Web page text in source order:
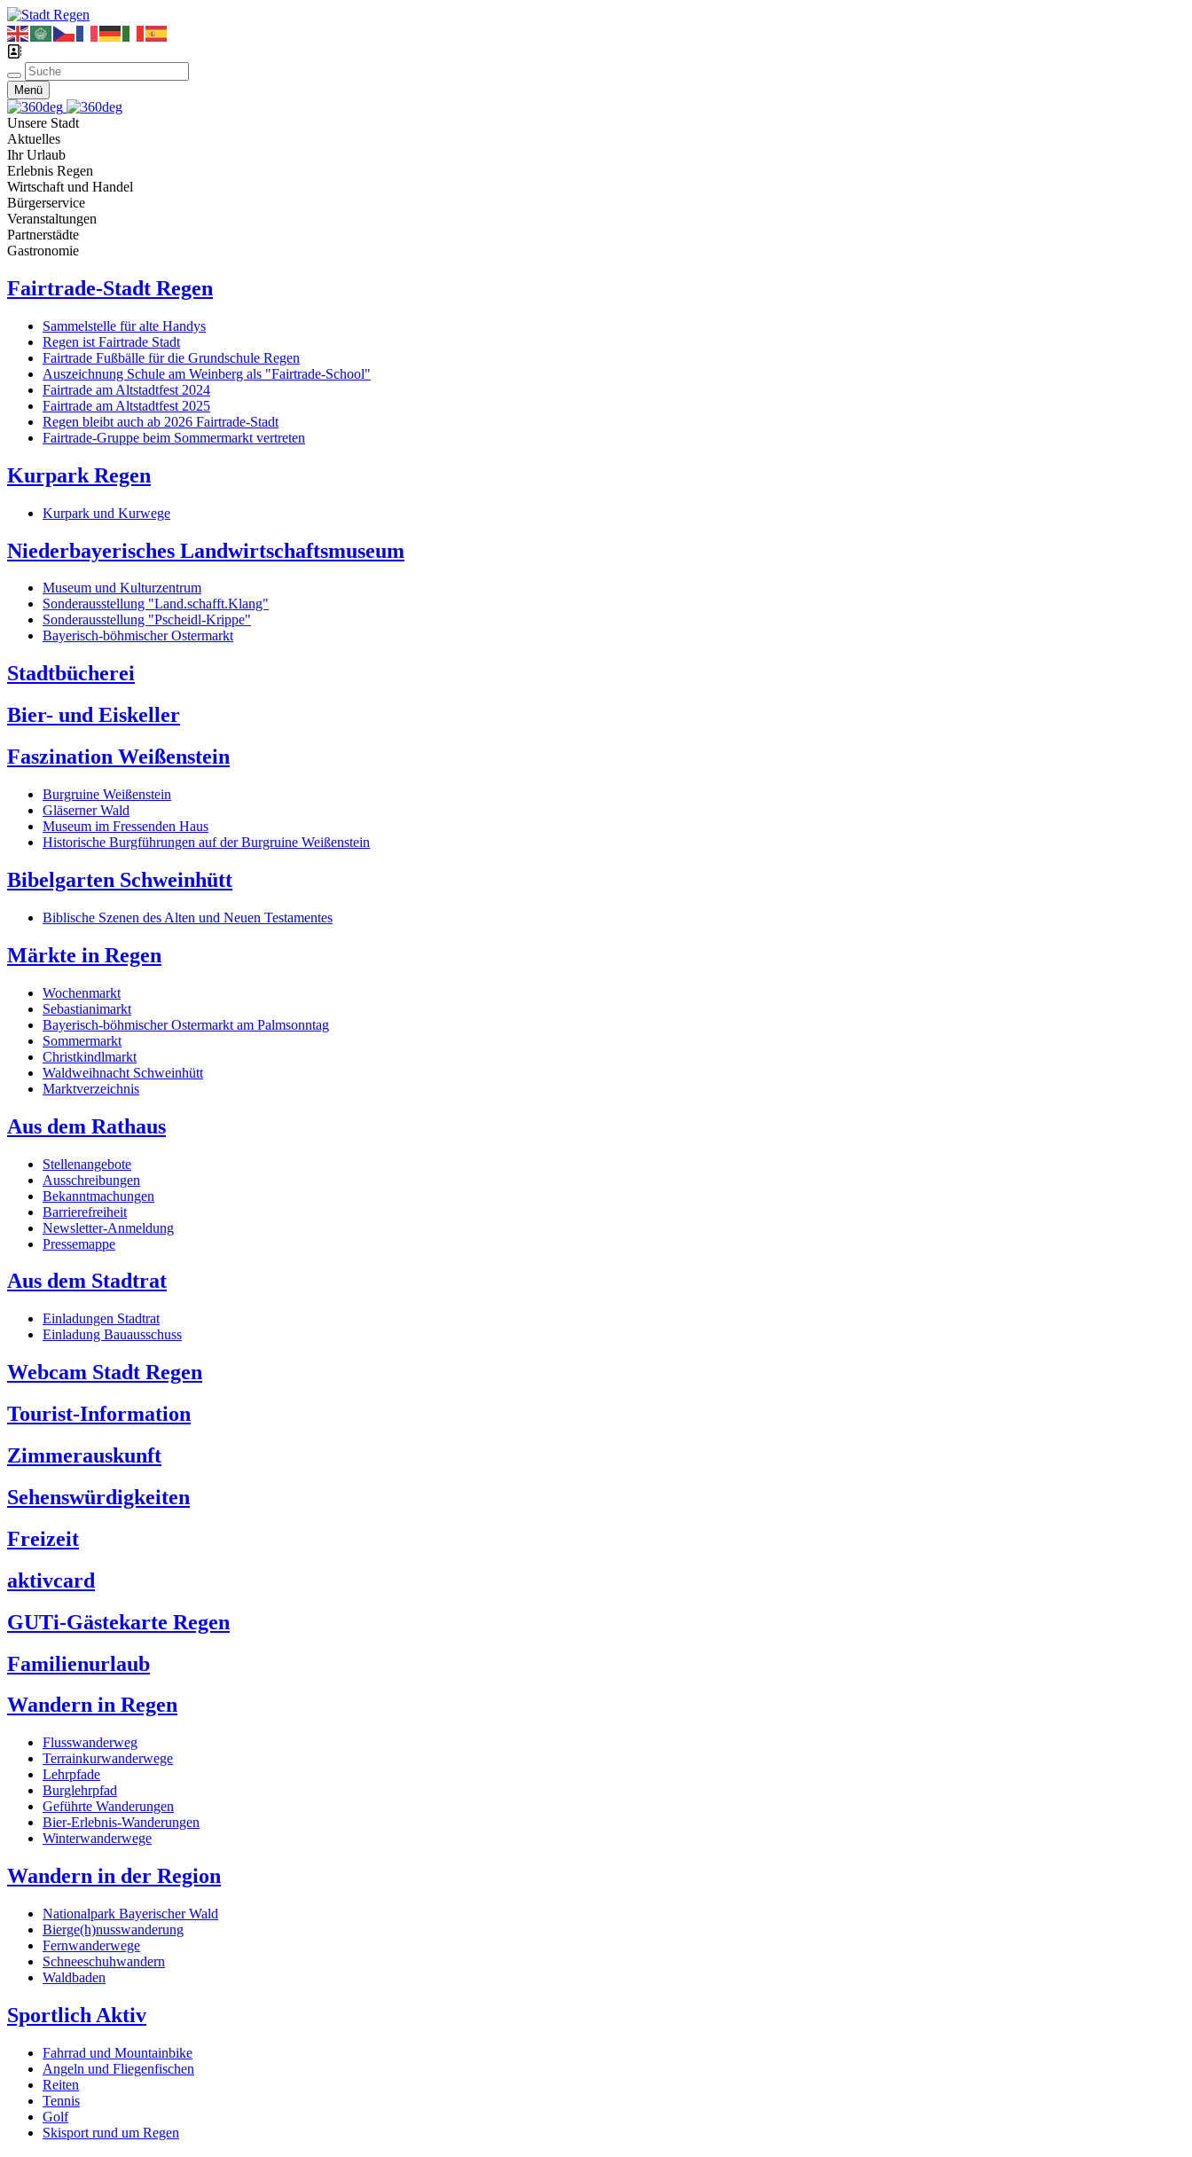
Menü
Unsere Stadt
Aktuelles
Ihr Urlaub
Erlebnis Regen
Wirtschaft und Handel
Bürgerservice
Veranstaltungen
Partnerstädte
Gastronomie
Fairtrade-Stadt Regen
Sammelstelle für alte Handys
Regen ist Fairtrade Stadt
Fairtrade Fußbälle für die Grundschule Regen
Auszeichnung Schule am Weinberg als "Fairtrade-School"
Fairtrade am Altstadtfest 2024
Fairtrade am Altstadtfest 2025
Regen bleibt auch ab 2026 Fairtrade-Stadt
Fairtrade-Gruppe beim Sommermarkt vertreten
Kurpark Regen
Kurpark und Kurwege
Niederbayerisches Landwirtschaftsmuseum
Museum und Kulturzentrum
Sonderausstellung "Land.schafft.Klang"
Sonderausstellung "Pscheidl-Krippe"
Bayerisch-böhmischer Ostermarkt
Stadtbücherei
Bier- und Eiskeller
Faszination Weißenstein
Burgruine Weißenstein
Gläserner Wald
Museum im Fressenden Haus
Historische Burgführungen auf der Burgruine Weißenstein
Bibelgarten Schweinhütt
Biblische Szenen des Alten und Neuen Testamentes
Märkte in Regen
Wochenmarkt
Sebastianimarkt
Bayerisch-böhmischer Ostermarkt am Palmsonntag
Sommermarkt
Christkindlmarkt
Waldweihnacht Schweinhütt
Marktverzeichnis
Aus dem Rathaus
Stellenangebote
Ausschreibungen
Bekanntmachungen
Barrierefreiheit
Newsletter-Anmeldung
Pressemappe
Aus dem Stadtrat
Einladungen Stadtrat
Einladung Bauausschuss
Webcam Stadt Regen
Tourist-Information
Zimmerauskunft
Sehenswürdigkeiten
Freizeit
aktivcard
GUTi-Gästekarte Regen
Familienurlaub
Wandern in Regen
Flusswanderweg
Terrainkurwanderwege
Lehrpfade
Burglehrpfad
Geführte Wanderungen
Bier-Erlebnis-Wanderungen
Winterwanderwege
Wandern in der Region
Nationalpark Bayerischer Wald
Bierge(h)nusswanderung
Fernwanderwege
Schneeschuhwandern
Waldbaden
Sportlich Aktiv
Fahrrad und Mountainbike
Angeln und Fliegenfischen
Reiten
Tennis
Golf
Skisport rund um Regen